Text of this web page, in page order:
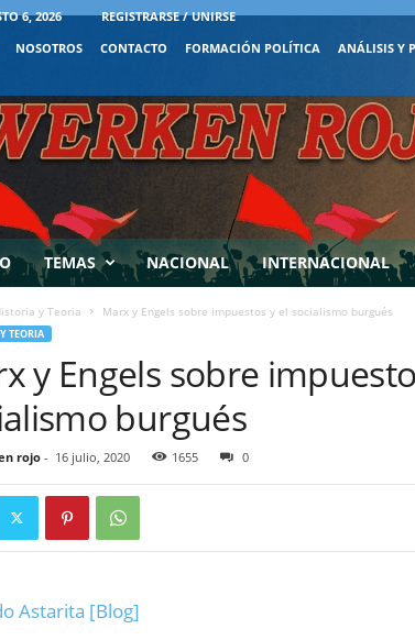
6, 2026
REGISTRARSE / UNIRSE
NOSOTROS CONTACTO FORMACIÓN POLÍTICA ANÁLISIS Y
TEMAS NACIONAL INTERNACIONAL
y Teoria Marx y Engels sobre impuestos y el socialismo burgués
TEORIA
y Engels sobre
burgués
rojo- 16 julio, 2020 1655 0
Astarita [Blog]